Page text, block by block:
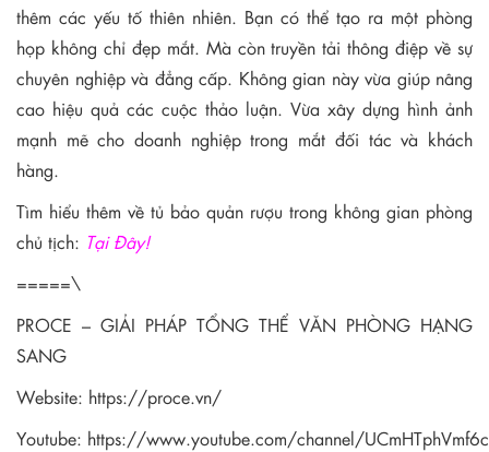
thêm các yếu tố thiên nhiên. Bạn có thể tạo ra một phòng
họp không chỉ đẹp mắt. Mà còn truyền tải thông điệp về sự
chuyên nghiệp và đẳng cấp. Không gian này vừa giúp nâng
cao hiệu quả các cuộc thảo luận. Vừa xây dựng hình ảnh
mạnh mẽ cho doanh nghiệp trong mắt đối tác và khách
hàng.
Tìm hiểu thêm về tủ bảo quản rượu trong không gian phòng
chủ tịch: Tại Đây!
=====\
PROCE – GIẢI PHÁP TỔNG THỂ VĂN PHÒNG HẠNG
SANG
Website: https://proce.vn/
Youtube: https://www.youtube.com/channel/